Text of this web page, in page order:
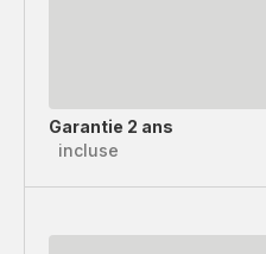
Garantie 2 ans
incluse